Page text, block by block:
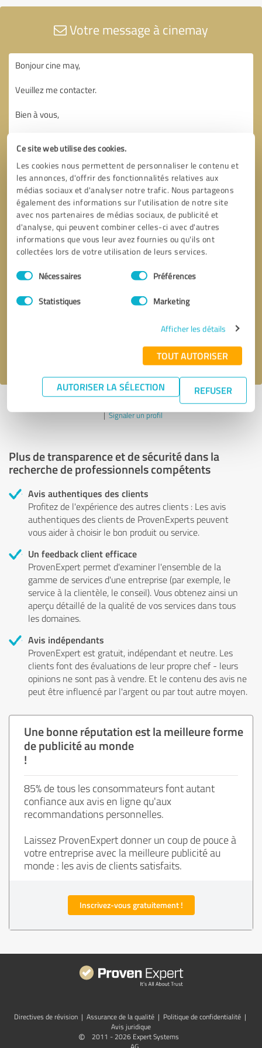
Ce site web utilise des cookies.
Les cookies nous permettent de personnaliser le contenu et
les annonces, d'offrir des fonctionnalités relatives aux
médias sociaux et d'analyser notre trafic. Nous partageons
également des informations sur l'utilisation de notre site
avec nos partenaires de médias sociaux, de publicité et
d'analyse, qui peuvent combiner celles-ci avec d'autres
informations que vous leur avez fournies ou qu'ils ont
collectées lors de votre utilisation de leurs services.
Sélection
du
Nécessaires Préférences
Statistiques Marketing
Afficher les détails
TOUT AUTORISER
AUTORISER LA SÉLECTION REFUSER
Votre message à cinemay
Envoyer un message
J'accepte la politique de confidentialité de.
Dernière mise à jour : 15.02.2024
|Signaler un profil
Plus de transparence et de sécurité dans la
recherche de professionnels compétents
Avis authentiques des clients
Profitez de l'expérience des autres clients : Les avis
authentiques des clients de ProvenExperts peuvent
vous aider à choisir le bon produit ou service.
Un feedback client efficace
ProvenExpert permet d'examiner l'ensemble de la
gamme de services d'une entreprise (par exemple, le
service à la clientèle, le conseil). Vous obtenez ainsi un
aperçu détaillé de la qualité de vos services dans tous
les domaines.
Avis indépendants
ProvenExpert est gratuit, indépendant et neutre. Les
clients font des évaluations de leur propre chef - leurs
opinions ne sont pas à vendre. Et le contenu des avis ne
peut être influencé par l'argent ou par tout autre moyen.
Une bonne réputation est la meilleure forme
de publicité au monde
!
85% de tous les consommateurs font autant
confiance aux avis en ligne qu'aux
recommandations personnelles.
Laissez ProvenExpert donner un coup de pouce à
votre entreprise avec la meilleure publicité au
monde : les avis de clients satisfaits.
Inscrivez-vous gratuitement !
Directives de révision | Assurance de la qualité | Politique de confidentialité |
Avis juridique
©
2011 - 2026 Expert Systems